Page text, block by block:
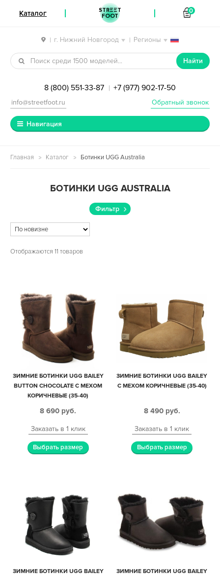
| г. Нижний Новгород | Регионы
Перейти к навигации
Перейти к содержимому
Найти
8 (800) 551-33-87 | +7 (977) 902-17-50
Обратный звонок
info@streetfoot.ru
Навигация
Главная Каталог Ботинки UGG Australia
БОТИНКИ UGG AUSTRALIA
Фильтр
Отображаются 11 товаров
ЗИМНИЕ БОТИНКИ UGG BAILEY
BUTTON CHOCOLATE С МЕХОМ
КОРИЧНЕВЫЕ (35-40)
8 690 руб.
Заказать в 1 клик
Выбрать размер
ЗИМНИЕ БОТИНКИ UGG BAILEY
С МЕХОМ КОРИЧНЕВЫЕ (35-40)
8 490 руб.
Заказать в 1 клик
Выбрать размер
ЗИМНИЕ БОТИНКИ UGG BAILEY
ЗИМНИЕ БОТИНКИ UGG BAILEY
Каталог STREET
FOOT
0